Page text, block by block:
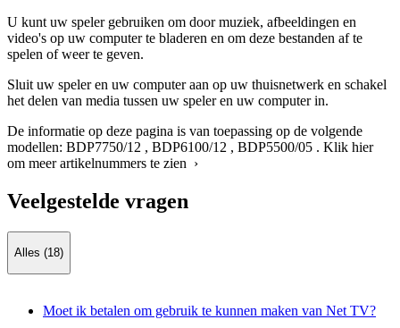
U kunt uw speler gebruiken om door muziek, afbeeldingen en
video's op uw computer te bladeren en om deze bestanden af te
spelen of weer te geven.
Sluit uw speler en uw computer aan op uw thuisnetwerk en schakel
het delen van media tussen uw speler en uw computer in.
De informatie op deze pagina is van toepassing op de volgende
modellen: BDP7750/12 , BDP6100/12 , BDP5500/05 . Klik hier
om meer artikelnummers te zien ›
Veelgestelde vragen
Alles (18)
Moet ik betalen om gebruik te kunnen maken van Net TV?